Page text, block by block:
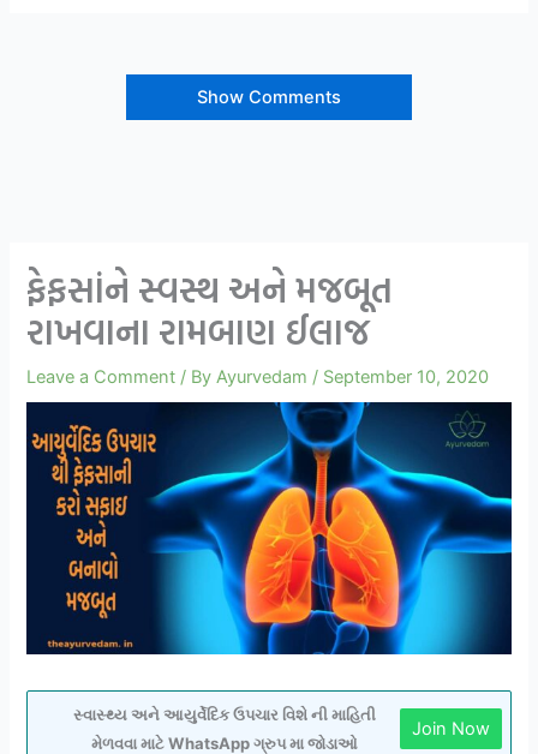
Show Comments
ફેફસાંને સ્વસ્થ અને મજબૂત
રાખવાના રામબાણ ઈલાજ
Leave a Comment / By Ayurvedam / September 10, 2020
સ્વાસ્થ્ય અને આયુર્વેદિક ઉપચાર વિશે ની માહિતી
મેળવવા માટે WhatsApp ગ્રુપ મા જોડાઓ
Join Now